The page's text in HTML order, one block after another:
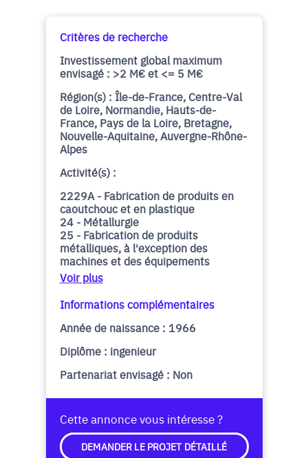
Critères de recherche
Investissement global maximum
envisagé : >2 M€ et <= 5 M€
Région(s) : Île-de-France, Centre-Val
de Loire, Normandie, Hauts-de-
France, Pays de la Loire, Bretagne,
Nouvelle-Aquitaine, Auvergne-Rhône-
Alpes
Activité(s) :
2229A - Fabrication de produits en
caoutchouc et en plastique
24 - Métallurgie
25 - Fabrication de produits
métalliques, à l'exception des
machines et des équipements
Voir plus
Informations complémentaires
Année de naissance : 1966
Diplôme : ingenieur
Partenariat envisagé : Non
Cette annonce vous intéresse ?
DEMANDER LE PROJET DÉTAILLÉ